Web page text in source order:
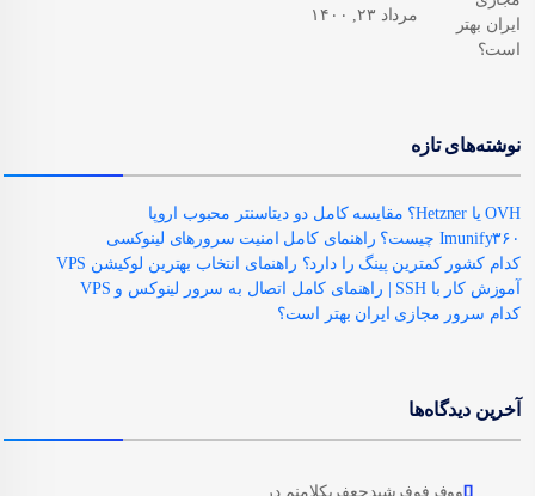
مرداد ۲۳, ۱۴۰۰
نوشته‌های تازه
OVH یا Hetzner؟ مقایسه کامل دو دیتاسنتر محبوب اروپا
Imunify۳۶۰ چیست؟ راهنمای کامل امنیت سرورهای لینوکسی
کدام کشور کمترین پینگ را دارد؟ راهنمای انتخاب بهترین لوکیشن VPS
آموزش کار با SSH | راهنمای کامل اتصال به سرور لینوکس و VPS
کدام سرور مجازی ایران بهتر است؟
آخرین دیدگاه‌ها
ووفرفوفرشیدجعفریکلامنم در